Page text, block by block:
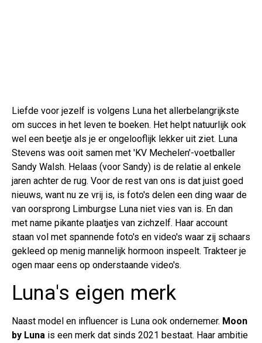
Liefde voor jezelf is volgens Luna het allerbelangrijkste
om succes in het leven te boeken. Het helpt natuurlijk ook
wel een beetje als je er ongelooflijk lekker uit ziet. Luna
Stevens was ooit samen met 'KV Mechelen'-voetballer
Sandy Walsh. Helaas (voor Sandy) is de relatie al enkele
jaren achter de rug. Voor de rest van ons is dat juist goed
nieuws, want nu ze vrij is, is foto's delen een ding waar de
van oorsprong Limburgse Luna niet vies van is. En dan
met name pikante plaatjes van zichzelf. Haar account
staan vol met spannende foto's en video's waar zij schaars
gekleed op menig mannelijk hormoon inspeelt. Trakteer je
ogen maar eens op onderstaande video's.
Luna's eigen merk
Naast model en influencer is Luna ook ondernemer. Moon
by Luna is een merk dat sinds 2021 bestaat. Haar ambitie